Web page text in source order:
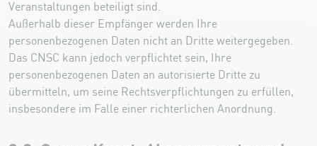
Veranstaltungen beteiligt sind.
Außerhalb dieser Empfänger werden Ihre
personenbezogenen Daten nicht an Dritte weitergegeben.
Das CNSC kann jedoch verpflichtet sein, Ihre
personenbezogenen Daten an autorisierte Dritte zu
übermitteln, um seine Rechtsverpflichtungen zu erfüllen,
insbesondere im Falle einer richterlichen Anordnung.